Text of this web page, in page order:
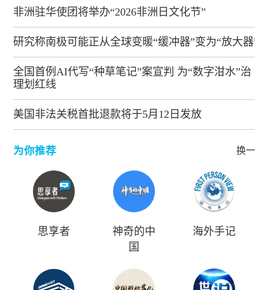
非洲驻华使团将举办“2026非洲日文化节”
研究称南极可能正从全球变暖“缓冲器”变为“放大器”
全国首例AI代写“种草笔记”案宣判 为“数字泔水”治
理划红线
美国非法关税首批退款将于5月12日发放
为你推荐 换一批
思享者
神奇的中
国
海外手记